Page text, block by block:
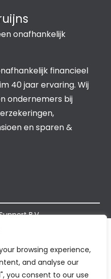
browsing experience,
and analyse our
you consent to our use
onafhankelijk
financieel
40 jaar ervaring. Wij
ondernemers bij
en sparen &
B.V.